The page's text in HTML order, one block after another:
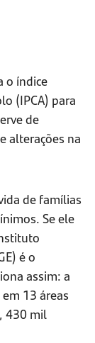
o índice
(IPCA) para
de
alterações na
de famílias
Se ele
é o
assim: a
13 áreas
430 mil